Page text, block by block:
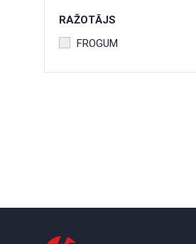
RAŽOTĀJS
FROGUM